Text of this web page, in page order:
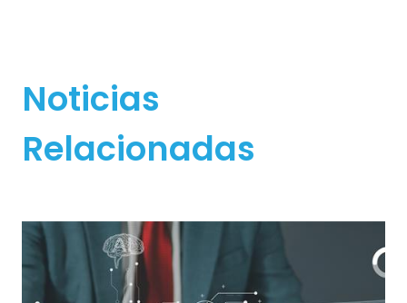
Noticias
Relacionadas